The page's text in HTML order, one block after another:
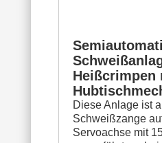
Heißcrimpen
Diese Anlage ist
Schweißzange
Servoachse mit